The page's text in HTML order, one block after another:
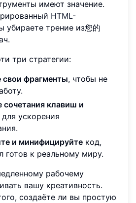
имеют значение.
HTML-
убираете трение из您的
три стратегии:
свои фрагменты, чтобы не
сочетания клавиш и
для ускорения
и минифицируйте код,
готов к реальному миру.
рабочему
вашу креативность.
создаёте ли вы простую